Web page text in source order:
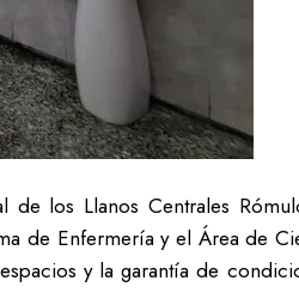
de los Llanos Centrales
de Enfermería y el Área de
y la garantía de